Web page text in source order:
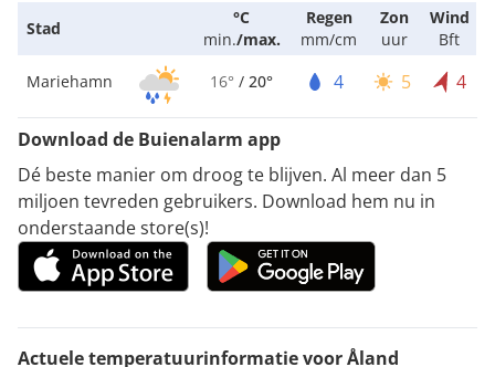
Stad
°C
min./max.
Regen
mm/cm
Zon
uur
Wind
Bft
Mariehamn
16° / 20° 4 5 4
Download de Buienalarm app
Dé beste manier om droog te blijven. Al meer dan 5
miljoen tevreden gebruikers. Download hem nu in
onderstaande store(s)!
Actuele temperatuurinformatie voor Åland